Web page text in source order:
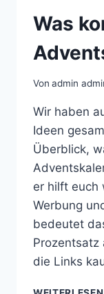
Was
Von admin
Wir haben
Ideen
Überblick,
er hilft euch
Werbung
bedeutet
Prozentsatz
die Links